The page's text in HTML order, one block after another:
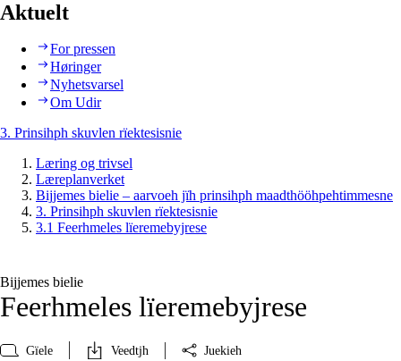
Aktuelt
For pressen
Høringer
Nyhetsvarsel
Om Udir
3. Prinsihph skuvlen rïektesisnie
Læring og trivsel
Læreplanverket
Bijjemes bielie – aarvoeh jïh prinsihph maadthööhpehtimmesne
3. Prinsihph skuvlen rïektesisnie
3.1 Feerhmeles lïeremebyjrese
Bijjemes bielie
Feerhmeles lïeremebyjrese
Gïele Veedtjh Juekieh